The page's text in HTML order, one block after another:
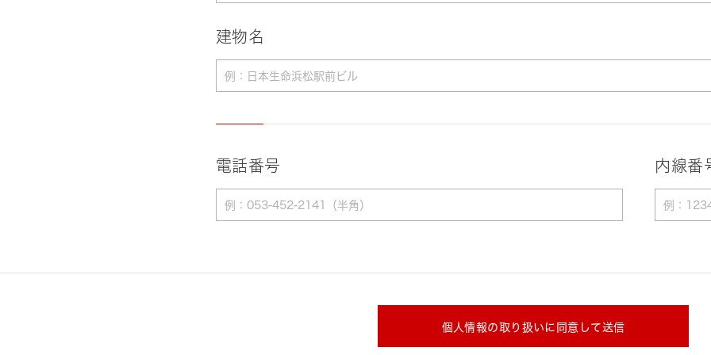
建物名
電話番号 内線番
個人情報の取り扱いに同意して送信